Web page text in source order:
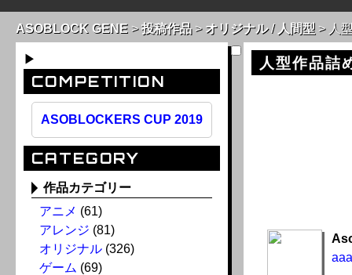
ASOBLOCK GENE 投稿作品 オリジナル/ 人間型 人
▶
COMPETITION
ASOBLOCKERS CUP 2019
CATEGORY
作品カテゴリー
アニメ (61)
アレンジ (81)
オリジナル (326)
ゲーム (69)
人型作品詰